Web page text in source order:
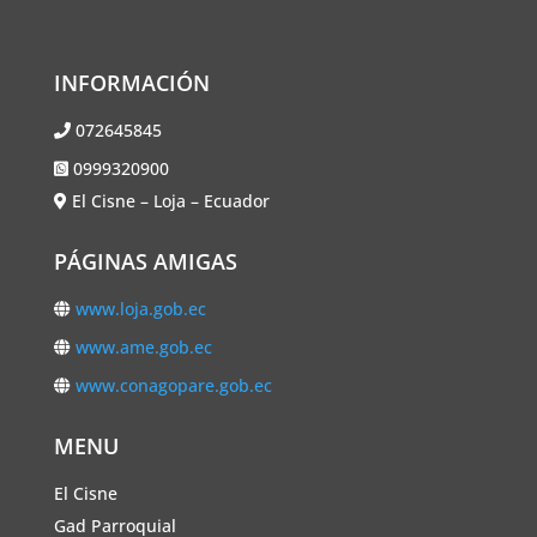
INFORMACIÓN
072645845
0999320900
El Cisne – Loja – Ecuador
PÁGINAS AMIGAS
www.loja.gob.ec
www.ame.gob.ec
www.conagopare.gob.ec
MENU
El Cisne
Gad Parroquial